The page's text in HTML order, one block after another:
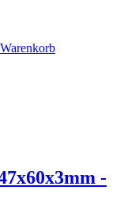
-